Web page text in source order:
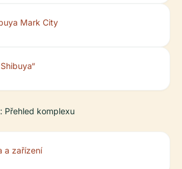
Mark City
Přehled komplexu
a zařízení